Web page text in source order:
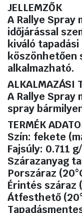
JELLEMZŐK
A Rallye Spray
időjárással
kiváló
köszönhetően
alkalmazható.
ALKALMAZÁSI
A Rallye
spray
TERMÉK
Szín: fekete
Fajsúly: 0.711
Szárazanyag
Porszáraz
Érintés száraz
Átfesthető